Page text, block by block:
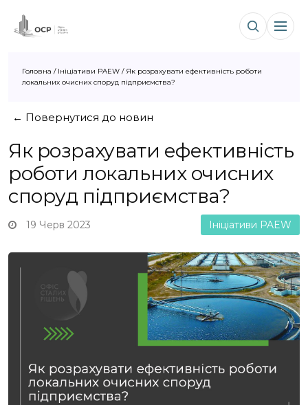
Головна / Ініціативи PAEW / Як розрахувати ефективність роботи
локальних очисних споруд підприємства?
← Повернутися до новин
19 Черв 2023 Ініціативи PAEW
Як розрахувати ефективність
роботи локальних очисних
споруд підприємства?